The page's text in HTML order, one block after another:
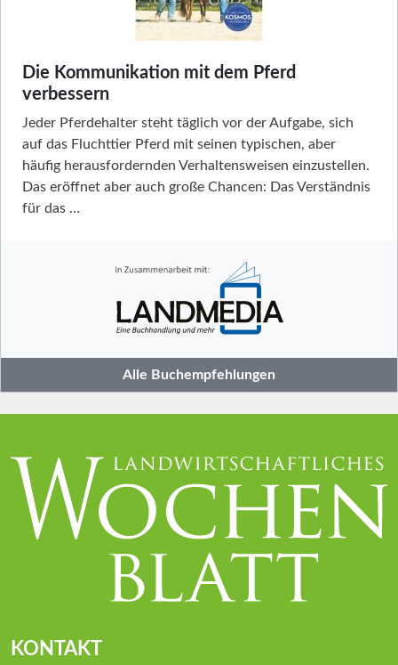
Die Kommunikation mit dem Pferd
verbessern
Jeder Pferdehalter steht täglich vor der Aufgabe, sich
auf das Fluchttier Pferd mit seinen typischen, aber
häufig herausfordernden Verhaltensweisen einzustellen.
Das eröffnet aber auch große Chancen: Das Verständnis
für das …
Alle Buchempfehlungen
KONTAKT